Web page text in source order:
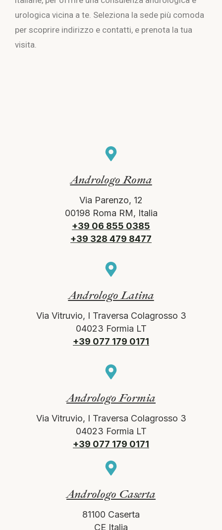
urologica vicina a te. Seleziona la sede più comoda
per scoprire indirizzo e contatti, e prenota la tua
visita.
Andrologo Roma
Via Parenzo, 12
00198 Roma RM, Italia
+39 06 855 0385
+39 328 479 8477
Andrologo Latina
Via Vitruvio, I Traversa Colagrosso 3
04023 Formia LT
+39 077 179 0171
Andrologo Formia
Via Vitruvio, I Traversa Colagrosso 3
04023 Formia LT
+39 077 179 0171
Andrologo Caserta
81100 Caserta
CE Italia